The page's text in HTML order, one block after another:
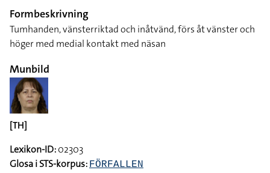
Formbeskrivning
Tumhanden, vänsterriktad och inåtvänd, förs åt vänster och
höger med medial kontakt med näsan
Munbild
[TH]
Lexikon-ID:02303
Glosa i STS-korpus: FÖRFALLEN